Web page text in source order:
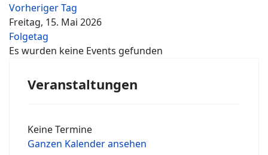
Vorheriger Tag
Freitag, 15. Mai 2026
Folgetag
Es wurden keine Events gefunden
Veranstaltungen
Keine Termine
Ganzen Kalender ansehen